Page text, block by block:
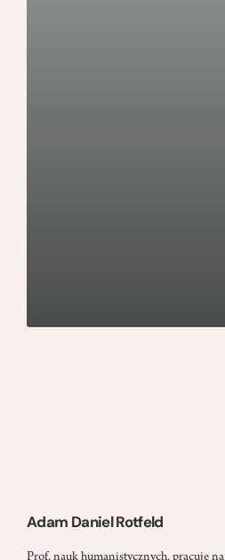
Adam Daniel Rotfeld
Prof. nauk humanistycznych, pracuje na